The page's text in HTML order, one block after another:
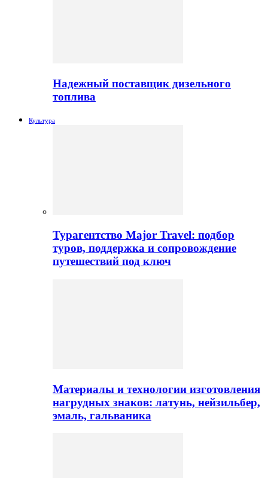
Надежный поставщик дизельного
топлива
Культура
Турагентство Major Travel: подбор
туров, поддержка и сопровождение
путешествий под ключ
Материалы и технологии изготовления
нагрудных знаков: латунь, нейзильбер,
эмаль, гальваника